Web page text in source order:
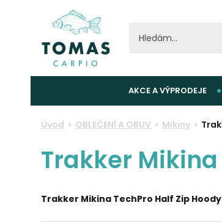
AKCE A VÝPRODEJE
Úvod OBLEČENÍ A OBUV Mikiny
Trakker Mikina
Trakker Mikina TechPro Half Zip Hoody